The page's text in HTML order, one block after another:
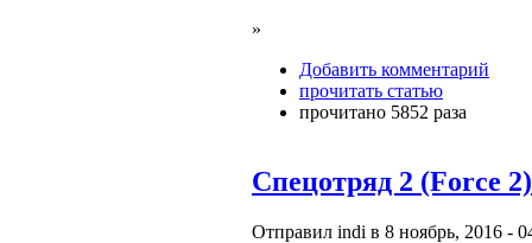
»
Добавить комментарий
прочитать статью
прочитано 5852 раза
Спецотряд 2 (Force 2)
Отправил indi в 8 ноябрь, 2016 -